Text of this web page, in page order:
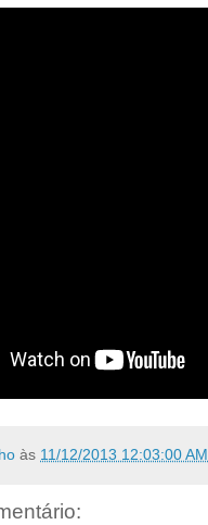
às 11/12/2013 12:03:00 AM